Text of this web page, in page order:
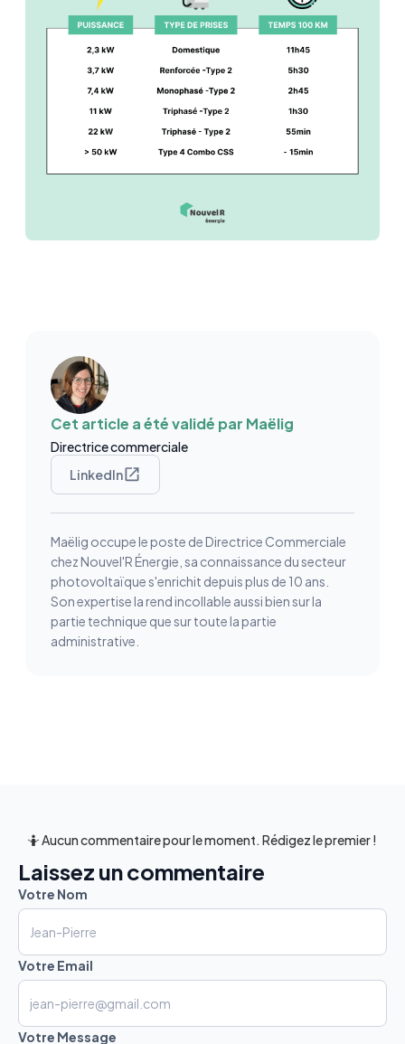
Cet article a été validé par Maëlig
Directrice commerciale
LinkedIn
Maëlig occupe le poste de Directrice Commerciale
chez Nouvel'R Énergie, sa connaissance du secteur
photovoltaïque s'enrichit depuis plus de 10 ans.
Son expertise la rend incollable aussi bien sur la
partie technique que sur toute la partie
administrative.
🤷 Aucun commentaire pour le moment. Rédigez le premier !
Laissez un commentaire
Votre Nom
Votre Email
Votre Message